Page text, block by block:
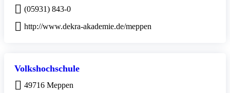
(05931) 843-0
http://www.dekra-akademie.de/meppen
Volkshochschule
49716 Meppen